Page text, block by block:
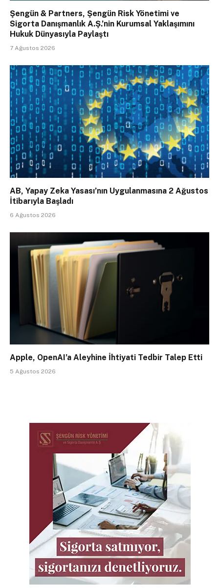
Şengün & Partners, Şengün Risk Yönetimi ve
Sigorta Danışmanlık A.Ş.’nin Kurumsal Yaklaşımını
Hukuk Dünyasıyla Paylaştı
7 Ağustos 2026
AB, Yapay Zeka Yasası’nın Uygulanmasına 2 Ağustos
İtibarıyla Başladı
6 Ağustos 2026
Apple, OpenAI’a Aleyhine İhtiyati Tedbir Talep Etti
5 Ağustos 2026